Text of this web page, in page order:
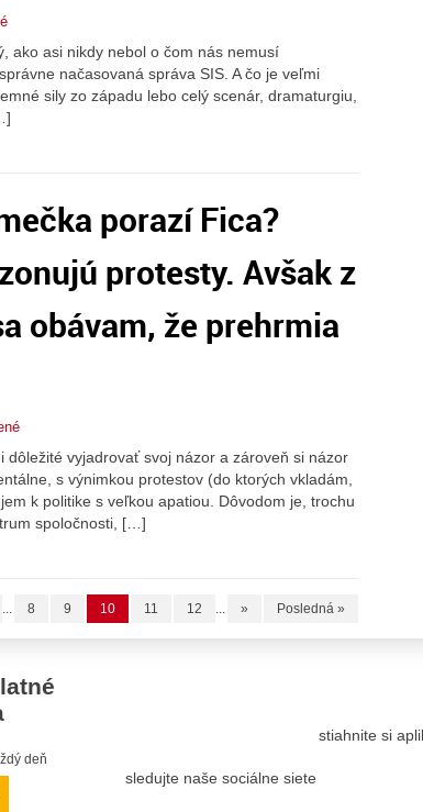
ako asi nikdy nebol o čom nás nemusí
načasovaná správa SIS. A čo je veľmi
sily zo západu lebo celý scenár, dramaturgiu,
porazí Fica?
protesty. Avšak z
obávam, že prehrmia
vyjadrovať svoj názor a zároveň si názor
s výnimkou protestov (do ktorých vkladám,
k politike s veľkou apatiou. Dôvodom je, trochu
spoločnosti, […]
... 8 9 10 11 12 ... » Posledná »
deň
sledujte naše sociálne siete
stiahnite si